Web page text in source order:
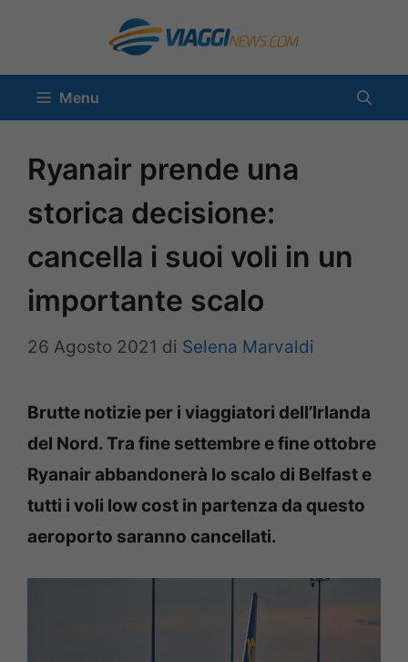
contenuto
Menu
Ryanair prende una
storica decisione:
cancella i suoi voli in un
importante scalo
26 Agosto 2021 di Selena Marvaldi
Brutte notizie per i viaggiatori dell’Irlanda
del Nord. Tra fine settembre e fine ottobre
Ryanair abbandonerà lo scalo di Belfast e
tutti i voli low cost in partenza da questo
aeroporto saranno cancellati.